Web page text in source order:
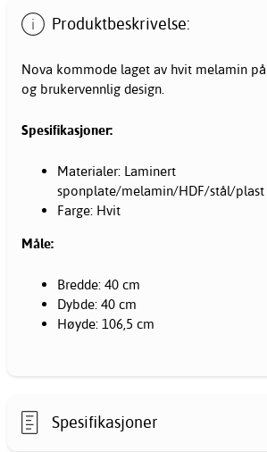
Produktbeskrivelse:
Nova kommode laget av hvit melamin
og brukervennlig design.
Spesifikasjoner:
Materialer: Laminert
sponplate/melamin/HDF/stål/plast
Farge: Hvit
Måle:
Bredde: 40 cm
Dybde: 40 cm
Høyde: 106,5 cm
Spesifikasjoner